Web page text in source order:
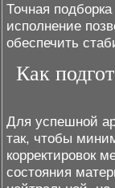
Точная
исполнение
обеспечить
Как
Для успешной
так, чтобы
корректировок
состояния